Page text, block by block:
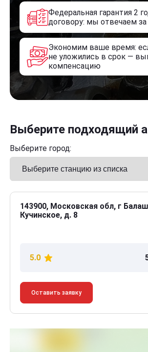
Федеральная гарантия 2
договору: мы отвечаем
Экономим ваше время:
не уложились в срок —
компенсацию
Выберите подходящий
Выберите город:
143900, Московская обл, г
Кучинское, д. 8
5.0
Оставить заявку